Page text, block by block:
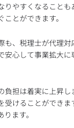
やすくなること
とができます。
、税理士が代理
心して事業拡大に
担は着実に上昇
けることができ
ます。